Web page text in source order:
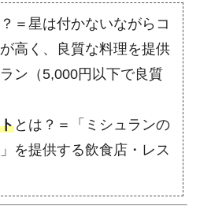
＝星は付かないながらコ
高く、良質な料理を提供
ン（5,000円以下で良質
とは？＝「ミシュランの
を提供する飲食店・レス